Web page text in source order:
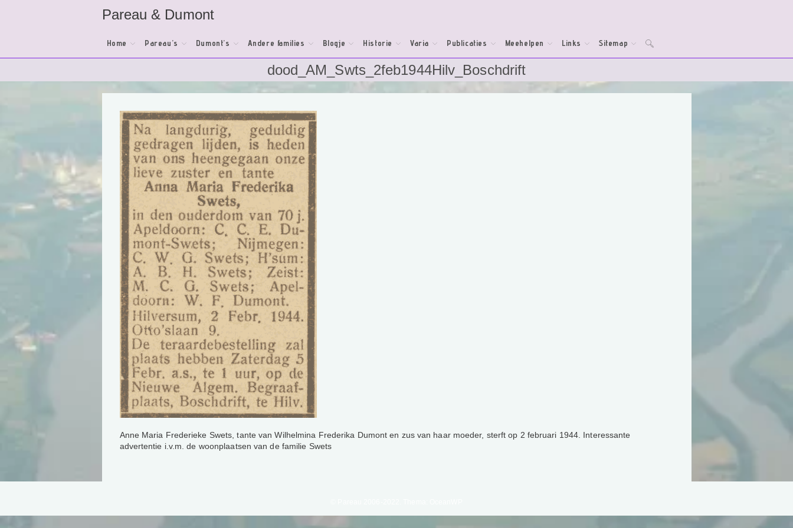
Pareau & Dumont
Home Pareau’s Dumont’s Andere families Blogje Historie Varia Publicaties Meehelpen Links Sitemap Toggle
dood_AM_Swts_2feb1944Hilv_Boschdrift
Anne Maria Frederieke Swets, tante van Wilhelmina Frederika Dumont en zus van haar moeder, sterft op 2 februari 1944. Interessante
advertentie i.v.m. de woonplaatsen van de familie Swets